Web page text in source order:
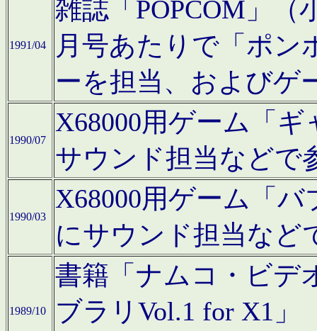
1991/04
雑誌「POPCOM」（
月号あたりで「ポン
ーを担当、およびゲ
1990/07
X68000用ゲーム「
サウンド担当などで
1990/03
X68000用ゲーム「
にサウンド担当など
1989/10
書籍「ナムコ・ビデ
ブラリVol.1 for X1」